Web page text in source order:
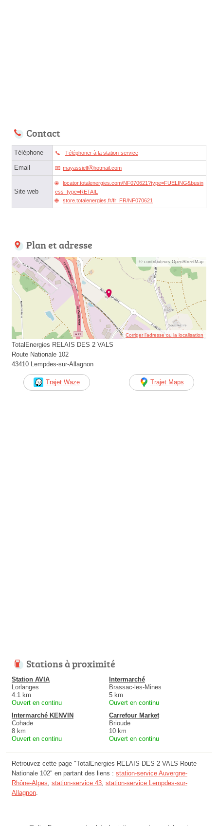
Contact
Téléphone Téléphoner à la station-service
Email mayassielfⓐhotmail.com
Site web
locator.totalenergies.com/NF070621?type=FUELING&busin
ess_type=RETAIL
store.totalenergies.fr/fr_FR/NF070621
Plan et adresse
© contributeurs OpenStreetMap
Corriger l’adresse ou la localisation
TotalEnergies RELAIS DES 2 VALS
Route Nationale 102
43410 Lempdes-sur-Allagnon
Trajet Waze Trajet Maps
Stations à proximité
Station AVIA
Lorlanges
4.1 km
Ouvert en continu
Intermarché
Brassac-les-Mines
5 km
Ouvert en continu
Intermarché KENVIN
Cohade
8 km
Ouvert en continu
Carrefour Market
Brioude
10 km
Ouvert en continu
Retrouvez cette page "TotalEnergies RELAIS DES 2 VALS Route
Nationale 102" en partant des liens : station-service Auvergne-
Rhône-Alpes station-service 43 station-service Lempdes-sur-
Allagnon